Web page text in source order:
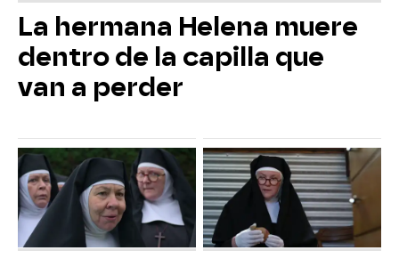
La hermana Helena muere
dentro de la capilla que
van a perder